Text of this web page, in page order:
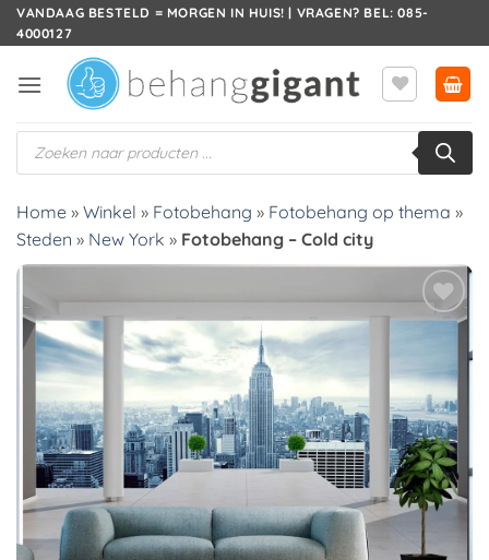
Ga
naar
VANDAAG BESTELD = MORGEN IN HUIS! | VRAGEN? BEL: 085-
4000127
Producten
zoeken
Home » Winkel » Fotobehang » Fotobehang op thema »
Steden » New York » Fotobehang – Cold city
verlanglijst